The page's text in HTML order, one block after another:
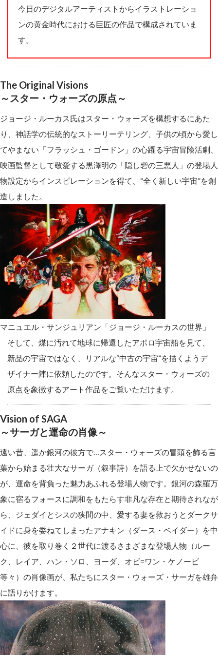
今日のデジタルアーティストからイラストレーショ
ンの黄金時代における巨匠の作品で構成されていま
す。
The Original Visions
～スター・ウォーズの原点～
ジョージ・ルーカス氏はスター・ウォーズを構想するにあた
り、神話学の伝統的なストーリーテリング、子供の頃から愛し
てやまない「フラッシュ・ゴードン」の心躍る宇宙冒険活劇、
映画監督として敬愛する黒澤明の「隠し砦の三悪人」の登場人
物設定からインスピレーションを得て、“全く新しい宇宙”を創
造しました。
マニュエル・サンジュリアン「ジョージ・ルーカスの世界」
そして、煤に汚れて地球に帰還したアポロ宇宙船を見て、
新品の宇宙ではなく、リアルな“中古の宇宙”を描くようデ
ザイナー陣に依頼したのです。そんなスター・ウォーズの
原点を象徴するアート作品をご覧いただけます。
Vision of SAGA
～サーガと運命の肖像～
遠い昔、遥か銀河の彼方で…スター・ウォーズの冒頭を飾る言
葉から始まる壮大なサーガ（叙事詩）を語る上で欠かせないの
が、運命を背負った魅力あふれる登場人物です。銀河の森羅万
象に宿るフォースに調和をもたらす非凡な存在と期待されなが
ら、ジェダイとシスの狭間の中、愛する妻を救おうとダークサ
イドに身を委ねてしまったアナキン（ダース・ベイダー）を中
心に、彼を取り巻く２世代に渡るさまざまな登場人物（ルー
ク、レイア、ハン・ソロ、ヨーダ、オビ=ワン・ケノービ
等々）の肖像画が、私たちにスター・ウォーズ・サーガを雄弁
に語りかけます。